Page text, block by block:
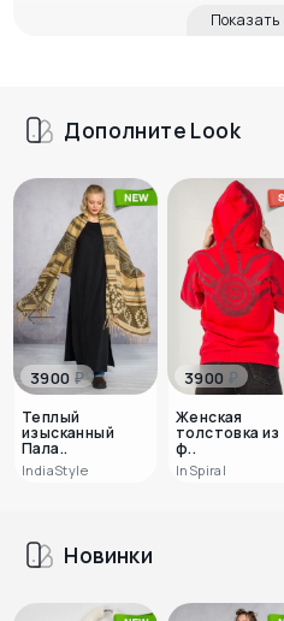
Показать
Дополните Look
3900 ₽
Теплый
изысканный
Пала..
IndiaStyle
3900 ₽
Женская
толстовка из
ф..
InSpiral
Новинки